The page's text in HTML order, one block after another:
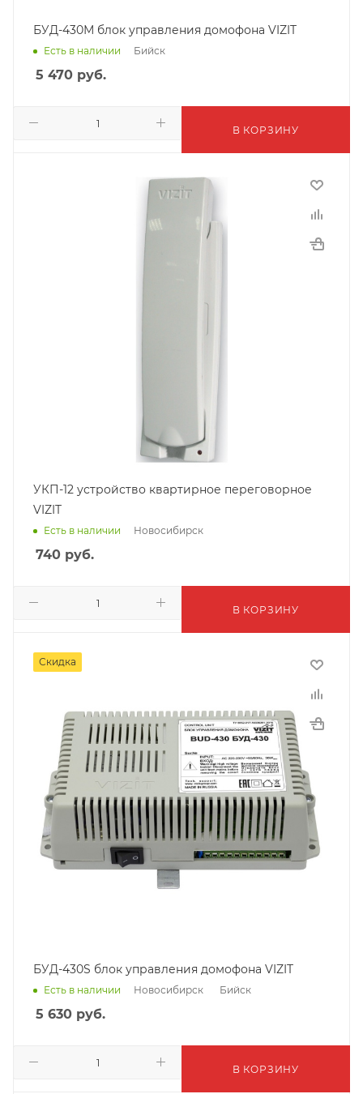
БУД-430М блок управления домофона VIZIT
Есть в наличии Бийск
5 470 руб.
В КОРЗИНУ
УКП-12 устройство квартирное переговорное
VIZIT
Есть в наличии Новосибирск
740 руб.
В КОРЗИНУ
Скидка
БУД-430S блок управления домофона VIZIT
Есть в наличии Новосибирск Бийск
5 630 руб.
В КОРЗИНУ